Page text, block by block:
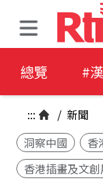
總覽 #
::: / 新聞
洞察中國
香
香港插畫及文